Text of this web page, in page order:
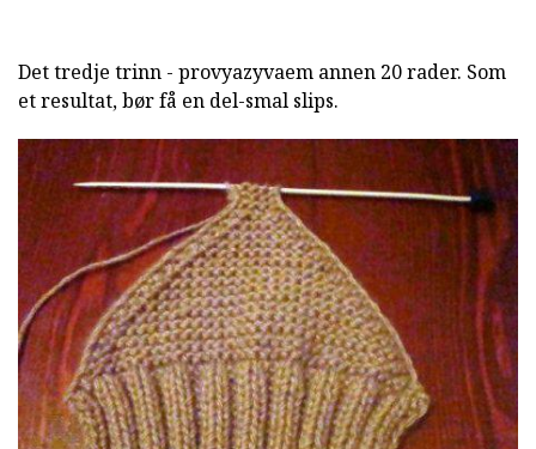
Det tredje trinn - provyazyvaem annen 20 rader. Som
et resultat, bør få en del-smal slips.